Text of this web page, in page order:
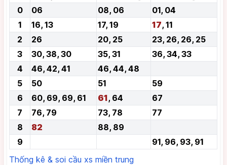
0
06 08, 06
01, 04
1
16, 13 17, 19 17, 11
2
26 20, 25
23, 26, 26, 25
3
30, 38, 30 35, 31
36, 34, 33
4
46, 42, 41
46, 44, 48
5
50 51
59
6
60, 69, 69, 61 61, 64
67
7
76, 79 73, 78
77
8
82
88, 89
9
91, 96, 93, 91
Thống kê & soi cầu xs miền trung